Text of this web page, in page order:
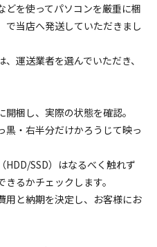
どを使ってパソコンを厳重に梱
で当店へ発送していただきまし
運送業者を選んでいただき、
梱し、実際の状態を確認。
黒・右半分だけかろうじて映っ
HDD/SSD）はなるべく触れず
るかチェックします。
用と納期を決定し、お客様にお